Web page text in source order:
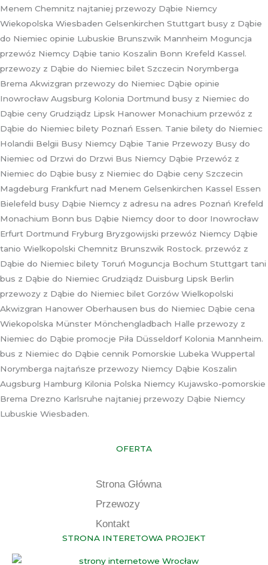
Menem Chemnitz najtaniej przewozy Dąbie Niemcy
Wiekopolska Wiesbaden Gelsenkirchen Stuttgart busy z Dąbie
do Niemiec opinie Lubuskie Brunszwik Mannheim Moguncja
przewóz Niemcy Dąbie tanio Koszalin Bonn Krefeld Kassel.
przewozy z Dąbie do Niemiec bilet Szczecin Norymberga
Brema Akwizgran przewozy do Niemiec Dąbie opinie
Inowrocław Augsburg Kolonia Dortmund busy z Niemiec do
Dąbie ceny Grudziądz Lipsk Hanower Monachium przewóz z
Dąbie do Niemiec bilety Poznań Essen. Tanie bilety do Niemiec
Holandii Belgii Busy Niemcy Dąbie Tanie Przewozy Busy do
Niemiec od Drzwi do Drzwi Bus Niemcy Dąbie Przewóz z
Niemiec do Dąbie busy z Niemiec do Dąbie ceny Szczecin
Magdeburg Frankfurt nad Menem Gelsenkirchen Kassel Essen
Bielefeld busy Dąbie Niemcy z adresu na adres Poznań Krefeld
Monachium Bonn bus Dąbie Niemcy door to door Inowrocław
Erfurt Dortmund Fryburg Bryzgowijski przewóz Niemcy Dąbie
tanio Wielkopolski Chemnitz Brunszwik Rostock. przewóz z
Dąbie do Niemiec bilety Toruń Moguncja Bochum Stuttgart tani
bus z Dąbie do Niemiec Grudziądz Duisburg Lipsk Berlin
przewozy z Dąbie do Niemiec bilet Gorzów Wielkopolski
Akwizgran Hanower Oberhausen bus do Niemiec Dąbie cena
Wiekopolska Münster Mönchengladbach Halle przewozy z
Niemiec do Dąbie promocje Piła Düsseldorf Kolonia Mannheim.
bus z Niemiec do Dąbie cennik Pomorskie Lubeka Wuppertal
Norymberga najtańsze przewozy Niemcy Dąbie Koszalin
Augsburg Hamburg Kilonia Polska Niemcy Kujawsko-pomorskie
Brema Drezno Karlsruhe najtaniej przewozy Dąbie Niemcy
Lubuskie Wiesbaden.
OFERTA
Strona Główna
Przewozy
Kontakt
STRONA INTERETOWA PROJEKT